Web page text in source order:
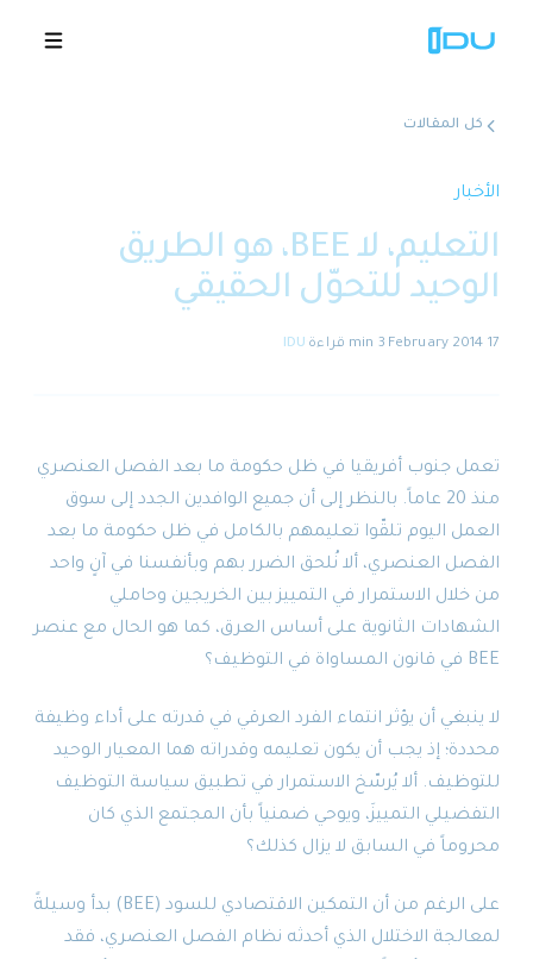
الحلول
المنصة
🇸🇦 عروض توضيحية
كل المقالات
الأخبار
التعليم، لا BEE، هو الطريق
الوحيد للتحوّل الحقيقي
17 February 2014
3 min قراءة IDU
تعمل جنوب أفريقيا في ظل حكومة ما بعد الفصل العنصري
منذ 20 عاماً. بالنظر إلى أن جميع الوافدين الجدد إلى سوق
العمل اليوم تلقّوا تعليمهم بالكامل في ظل حكومة ما بعد
الفصل العنصري، ألا نُلحق الضرر بهم وبأنفسنا في آنٍ واحد
من خلال الاستمرار في التمييز بين الخريجين وحاملي
الشهادات الثانوية على أساس العرق، كما هو الحال مع عنصر
BEE في قانون المساواة في التوظيف؟
لا ينبغي أن يؤثر انتماء الفرد العرقي في قدرته على أداء وظيفة
محددة؛ إذ يجب أن يكون تعليمه وقدراته هما المعيار الوحيد
للتوظيف. ألا يُرسّخ الاستمرار في تطبيق سياسة التوظيف
التفضيلي التمييزَ، ويوحي ضمنياً بأن المجتمع الذي كان
محروماً في السابق لا يزال كذلك؟
على الرغم من أن التمكين الاقتصادي للسود (BEE) بدأ وسيلةً
لمعالجة الاختلال الذي أحدثه نظام الفصل العنصري، فقد